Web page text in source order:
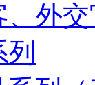
、外